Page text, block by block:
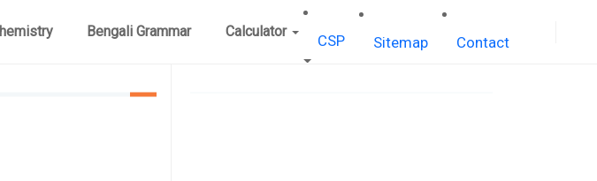
Bengali Grammar Calculator
CSP Sitemap Contact